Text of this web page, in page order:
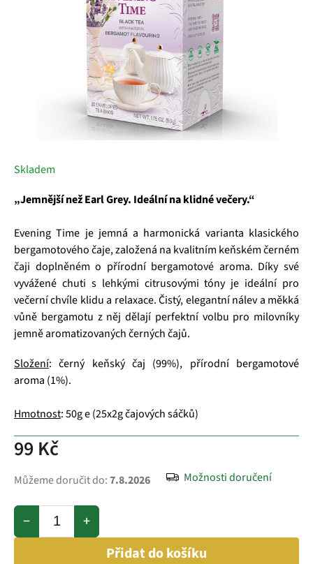
99 Kč
Skladem
Můžeme doručit do:7.8.2026 Možnosti doručení
+
−
Přidat do košíku
„Jemnější než Earl Grey. Ideální na klidné večery.“
Evening Time je jemná a harmonická varianta klasického
bergamotového čaje, založená na kvalitním keňském černém
čaji doplněném o přírodní bergamotové aroma. Díky své
vyvážené chuti s lehkými citrusovými tóny je ideální pro
večerní chvíle klidu a relaxace. Čistý, elegantní nálev a měkká
vůně bergamotu z něj dělají perfektní volbu pro milovníky
jemně aromatizovaných černých čajů.
Složení: černý keňský čaj (99%), přírodní bergamotové
aroma (1%).
Hmotnost: 50g e (25x2g čajových sáčků)